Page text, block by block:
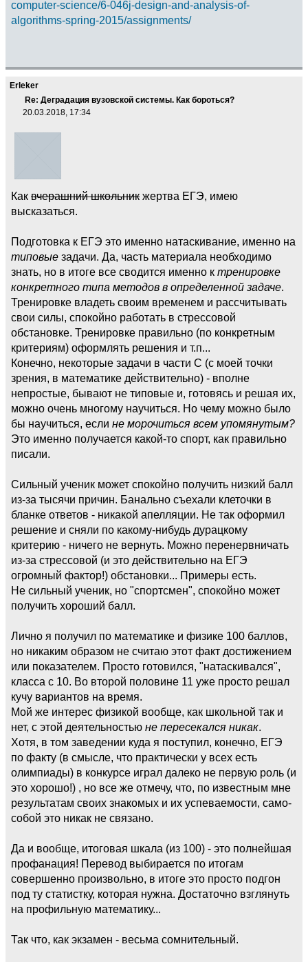
computer-science/6-046j-design-and-analysis-of-
algorithms-spring-2015/assignments/
Erleker
Re: Деградация вузовской системы. Как бороться?
20.03.2018, 17:34
Как вчерашний школьник жертва ЕГЭ, имею
высказаться.
Подготовка к ЕГЭ это именно натаскивание, именно на
типовые задачи. Да, часть материала необходимо
знать, но в итоге все сводится именно к тренировке
конкретного типа методов в определенной задаче.
Тренировке владеть своим временем и рассчитывать
свои силы, спокойно работать в стрессовой
обстановке. Тренировке правильно (по конкретным
критериям) оформлять решения и т.п...
Конечно, некоторые задачи в части C (с моей точки
зрения, в математике действительно) - вполне
непростые, бывают не типовые и, готовясь и решая их,
можно очень многому научиться. Но чему можно было
бы научиться, если не морочиться всем упомянутым?
Это именно получается какой-то спорт, как правильно
писали.
Сильный ученик может спокойно получить низкий балл
из-за тысячи причин. Банально съехали клеточки в
бланке ответов - никакой апелляции. Не так оформил
решение и сняли по какому-нибудь дурацкому
критерию - ничего не вернуть. Можно перенервничать
из-за стрессовой (и это действительно на ЕГЭ
огромный фактор!) обстановки... Примеры есть.
Не сильный ученик, но "спортсмен", спокойно может
получить хороший балл.
Лично я получил по математике и физике 100 баллов,
но никаким образом не считаю этот факт достижением
или показателем. Просто готовился, "натаскивался",
класса с 10. Во второй половине 11 уже просто решал
кучу вариантов на время.
Мой же интерес физикой вообще, как школьной так и
нет, с этой деятельностью не пересекался никак.
Хотя, в том заведении куда я поступил, конечно, ЕГЭ
по факту (в смысле, что практически у всех есть
олимпиады) в конкурсе играл далеко не первую роль (и
это хорошо!) , но все же отмечу, что, по известным мне
результатам своих знакомых и их успеваемости, само-
собой это никак не связано.
Да и вообще, итоговая шкала (из 100) - это полнейшая
профанация! Перевод выбирается по итогам
совершенно произвольно, в итоге это просто подгон
под ту статистку, которая нужна. Достаточно взглянуть
на профильную математику...
Так что, как экзамен - весьма сомнительный.